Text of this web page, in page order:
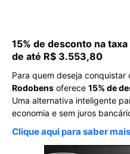
15% de desconto na
de até R$ 3.553,80
Para quem deseja conquistar
Rodobens oferece 15% de
Uma alternativa inteligente
economia e sem juros
Clique aqui para saber